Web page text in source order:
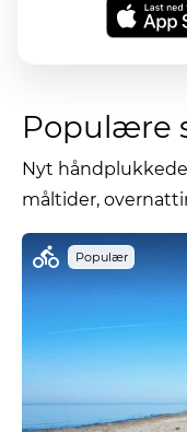
Populære
Nyt
måltider,
Populær